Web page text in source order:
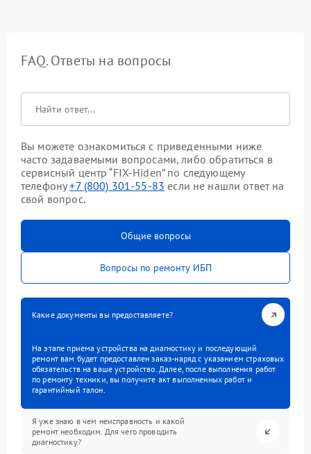
FAQ. Ответы на вопросы
Вы можете ознакомиться с приведенными ниже
часто задаваемыми вопросами, либо обратиться в
сервисный центр “FIX-Hiden” по следующему
телефону+7 (800) 301-55-83 если не нашли ответ на
свой вопрос.
Общие вопросы
Вопросы по ремонту ИБП
Какие документы вы предоставляете?
На этапе приема устройства на диагностику и последующий
ремонт вам будет предоставлен заказ-наряд с указанием страховых
обязательств на ваше устройство. Далее, после выполнения работ
по ремонту техники, вы получите акт выполненных работ и
гарантийный талон.
Я уже знаю в чем неисправность и какой
ремонт необходим. Для чего проводить
диагностику?